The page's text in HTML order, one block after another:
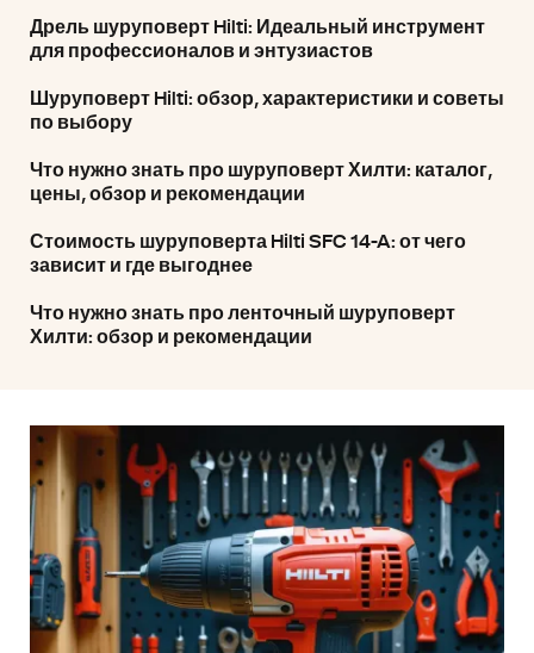
Дрель шуруповерт Hilti: Идеальный инструмент
для профессионалов и энтузиастов
Шуруповерт Hilti: обзор, характеристики и советы
по выбору
Что нужно знать про шуруповерт Хилти: каталог,
цены, обзор и рекомендации
Стоимость шуруповерта Hilti SFC 14-A: от чего
зависит и где выгоднее
Что нужно знать про ленточный шуруповерт
Хилти: обзор и рекомендации